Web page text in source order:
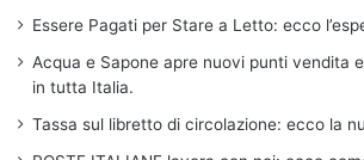
Essere Pagati per Stare a Letto: ecco
Acqua e Sapone apre nuovi punti vendita
in tutta Italia.
Tassa sul libretto di circolazione: ecco la